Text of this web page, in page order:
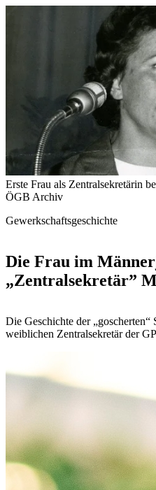
Erste Frau als Zentralsekretärin
ÖGB Archiv
Gewerkschaftsgeschichte
Die Frau im
„Zentralsekretär”
Die Geschichte der „goscherten“
weiblichen Zentralsekretär der